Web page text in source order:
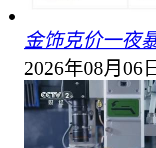
金饰克价一夜
2026年08月06